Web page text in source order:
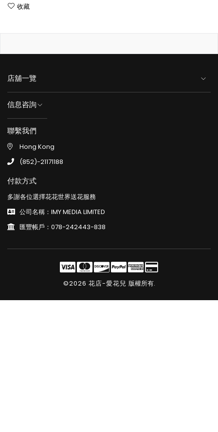
收藏
店舖一覽
信息咨詢
聯繫我們
Hong Kong
(852)-21171188
付款方式
多謝各位選擇花花世界送花服務
公司名稱：IMY MEDIA LIMITED
匯豐帳戶：078-242443-838
©2026 花店-愛花兒 版權所有.